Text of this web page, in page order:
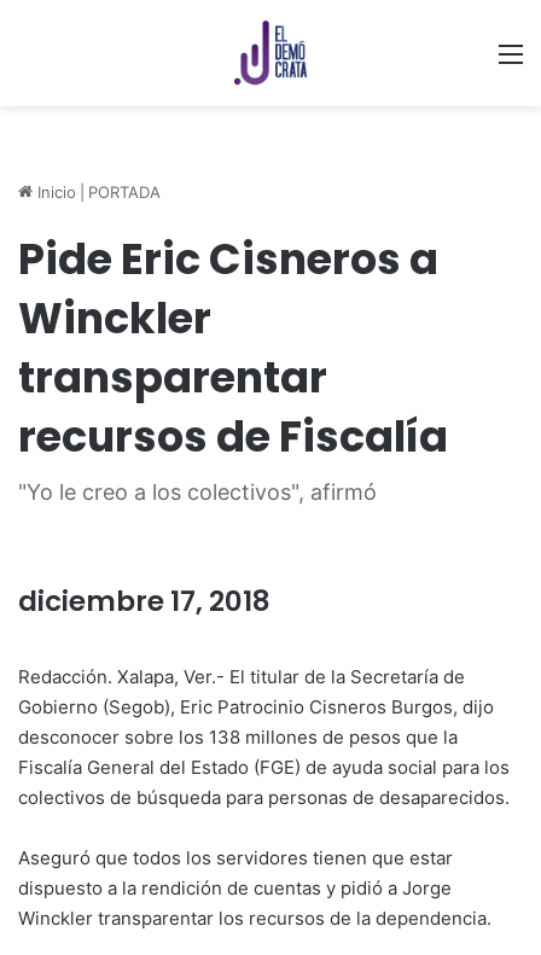
Inicio PORTADA
Pide Eric Cisneros a
Winckler
transparentar
recursos de Fiscalía
"Yo le creo a los colectivos", afirmó
diciembre 17, 2018
Redacción. Xalapa, Ver.- El titular de la Secretaría de
Gobierno (Segob), Eric Patrocinio Cisneros Burgos, dijo
desconocer sobre los 138 millones de pesos que la
Fiscalía General del Estado (FGE) de ayuda social para los
colectivos de búsqueda para personas de desaparecidos.
Aseguró que todos los servidores tienen que estar
dispuesto a la rendición de cuentas y pidió a Jorge
Winckler transparentar los recursos de la dependencia.